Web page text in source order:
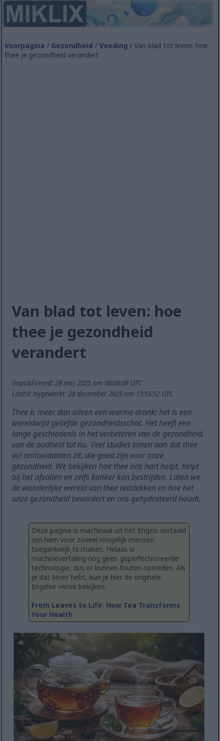
Voorpagina / Gezondheid /Voeding / Van blad tot leven: hoe
thee je gezondheid verandert
Van blad tot leven: hoe
thee je gezondheid
verandert
Gepubliceerd: 29 mei 2025 om 00:08:09 UTC
Laatst bijgewerkt: 28 december 2025 om 13:55:52 UTC
Thee is meer dan alleen een warme drank; het is een
wereldwijd geliefde gezondheidsschat. Het heeft een
lange geschiedenis in het verbeteren van de gezondheid,
van de oudheid tot nu. Veel studies tonen aan dat thee
vol antioxidanten zit, die goed zijn voor onze
gezondheid. We bekijken hoe thee ons hart helpt, helpt
bij het afvallen en zelfs kanker kan bestrijden. Laten we
de wonderlijke wereld van thee ontdekken en hoe het
onze gezondheid bevordert en ons gehydrateerd houdt.
Deze pagina is machinaal uit het Engels vertaald
om hem voor zoveel mogelijk mensen
toegankelijk te maken. Helaas is
machinevertaling nog geen geperfectioneerde
technologie, dus er kunnen fouten optreden. Als
je dat liever hebt, kun je hier de originele
Engelse versie bekijken:
From Leaves to Life: How Tea Transforms
Your Health